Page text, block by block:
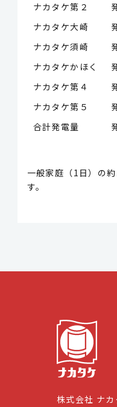
ナカタケ第２
ナカタケ大崎
ナカタケ須崎
ナカタケかほく
ナカタケ第４
ナカタケ第５
合計発電量 発
一般家庭（1日）の
す。
株式会社 ナカ